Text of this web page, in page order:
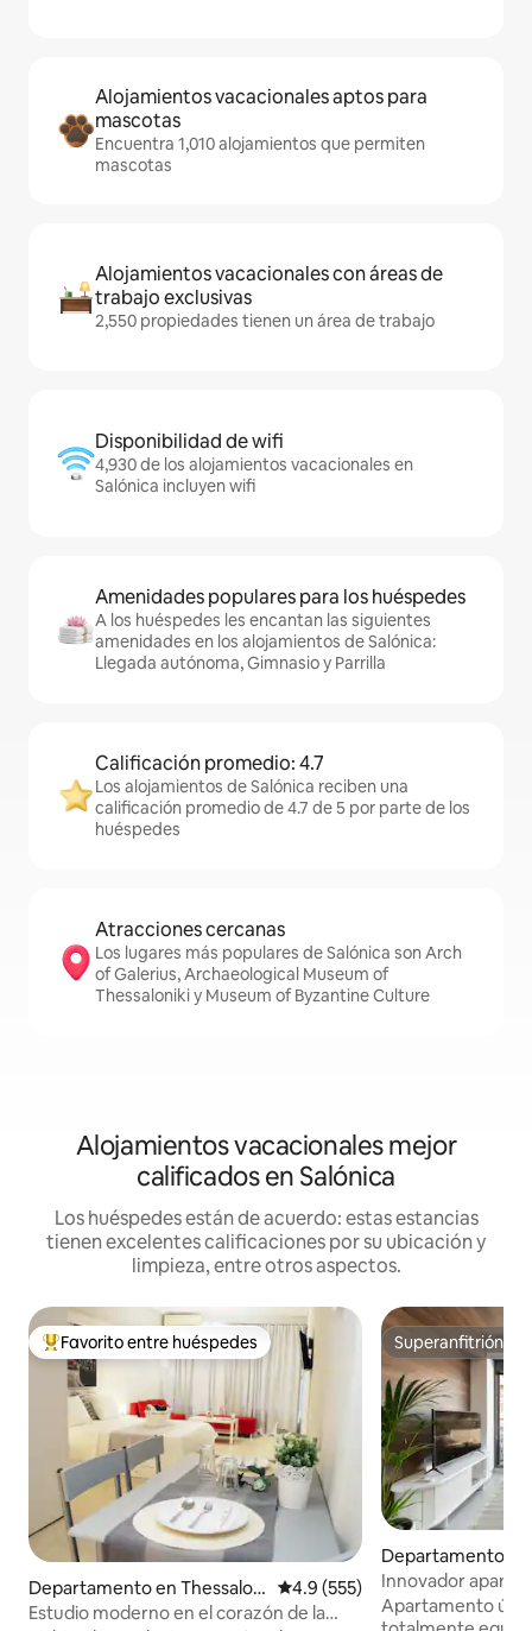
Alojamientos vacacionales aptos para
mascotas
Encuentra 1,010 alojamientos que permiten
mascotas
Alojamientos vacacionales con áreas de
trabajo exclusivas
2,550 propiedades tienen un área de trabajo
Disponibilidad de wifi
4,930 de los alojamientos vacacionales en
Salónica incluyen wifi
Amenidades populares para los huéspedes
A los huéspedes les encantan las siguientes
amenidades en los alojamientos de Salónica:
Llegada autónoma, Gimnasio y Parrilla
Calificación promedio: 4.7
Los alojamientos de Salónica reciben una
calificación promedio de 4.7 de 5 por parte de los
huéspedes
Atracciones cercanas
Los lugares más populares de Salónica son Arch
of Galerius, Archaeological Museum of
Thessaloniki y Museum of Byzantine Culture
Alojamientos vacacionales mejor
calificados en Salónica
Los huéspedes están de acuerdo: estas estancias
tienen excelentes calificaciones por su ubicación y
limpieza, entre otros aspectos.
De los mejores en Favorito entre huéspedes
Favorito entre huéspedes
Departamento en Thessaloni
ki
Calificación promedio: 4.9 de
4.9 (555)
Estudio moderno en el corazón de la
Superanfitrión
Superanfitrión
Departamento en
niki
Innovador
en Ladadika.
Apartamento